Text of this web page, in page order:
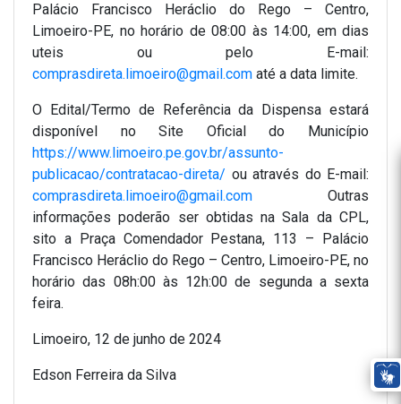
Palácio Francisco Heráclio do Rego – Centro,
Limoeiro-PE, no horário de 08:00 às 14:00, em dias
uteis ou pelo E-mail:
comprasdireta.limoeiro@gmail.com até a data limite.
O Edital/Termo de Referência da Dispensa estará
disponível no Site Oficial do Município
https://www.limoeiro.pe.gov.br/assunto-
publicacao/contratacao-direta/ ou através do E-mail:
comprasdireta.limoeiro@gmail.com Outras
informações poderão ser obtidas na Sala da CPL,
sito a Praça Comendador Pestana, 113 – Palácio
Francisco Heráclio do Rego – Centro, Limoeiro-PE, no
horário das 08h:00 às 12h:00 de segunda a sexta
feira.
Limoeiro, 12 de junho de 2024
Edson Ferreira da Silva